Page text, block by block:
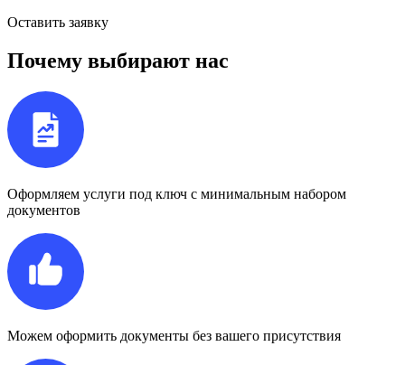
Оставить заявку
Почему выбирают нас
Оформляем услуги под ключ с минимальным набором
документов
Можем оформить документы без вашего присутствия